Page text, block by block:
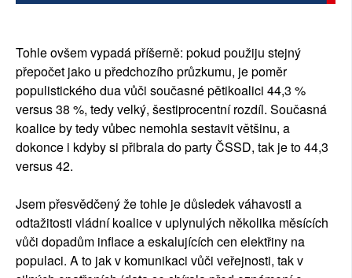
Tohle ovšem vypadá příšerně: pokud použiju stejný
přepočet jako u předchozího průzkumu, je poměr
populistického dua vůči současné pětikoalici 44,3 %
versus 38 %, tedy velký, šestiprocentní rozdíl. Současná
koalice by tedy vůbec nemohla sestavit většinu, a
dokonce i kdyby si přibrala do party ČSSD, tak je to 44,3
versus 42.
Jsem přesvědčený že tohle je důsledek váhavosti a
odtažitosti vládní koalice v uplynulých několika měsících
vůči dopadům inflace a eskalujících cen elektřiny na
populaci. A to jak v komunikaci vůči veřejnosti, tak v